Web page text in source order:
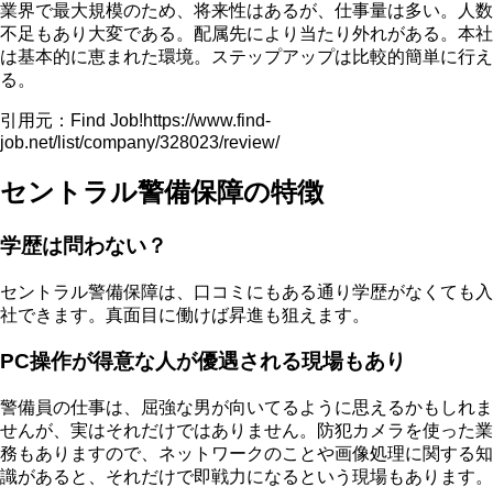
業界で最大規模のため、将来性はあるが、仕事量は多い。人数
不足もあり大変である。配属先により当たり外れがある。本社
は基本的に恵まれた環境。ステップアップは比較的簡単に行え
る。
引用元：Find Job!https://www.find-
job.net/list/company/328023/review/
セントラル警備保障の特徴
学歴は問わない？
セントラル警備保障は、口コミにもある通り学歴がなくても入
社できます。真面目に働けば昇進も狙えます。
PC操作が得意な人が優遇される現場もあり
警備員の仕事は、屈強な男が向いてるように思えるかもしれま
せんが、実はそれだけではありません。防犯カメラを使った業
務もありますので、ネットワークのことや画像処理に関する知
識があると、それだけで即戦力になるという現場もあります。